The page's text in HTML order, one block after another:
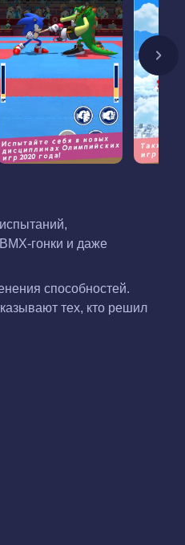
гонки и даже
способностей.
тех, кто решил